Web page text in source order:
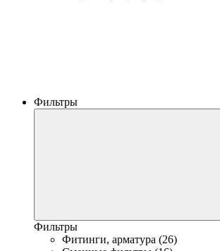
Фильтры
Фильтры
Фитинги, арматура (26)